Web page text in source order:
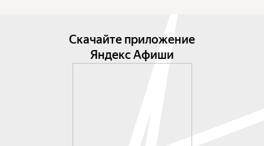
Скачайте приложение
Яндекс Афиши